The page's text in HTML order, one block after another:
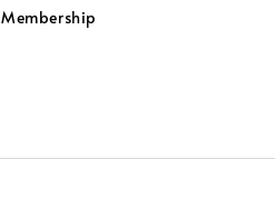
Membership